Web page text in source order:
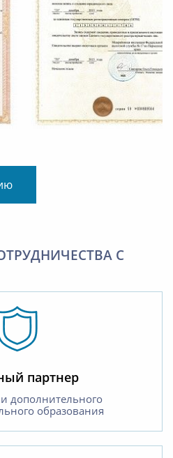
С
партнер
дополнительного
образования